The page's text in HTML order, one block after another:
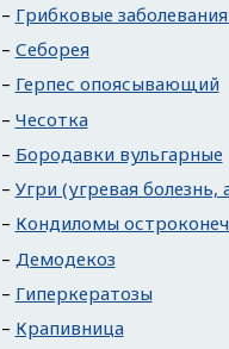
Грибковые
Себорея
Герпес опоясывающий
Чесотка
Бородавки вульгарные
Угри (угревая болезнь,
Кондиломы
Демодекоз
Гиперкератозы
Крапивница